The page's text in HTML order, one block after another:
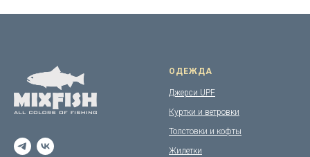
ОДЕЖДА
Джерси UPF
Куртки и ветровки
Толстовки и кофты
Жилетки